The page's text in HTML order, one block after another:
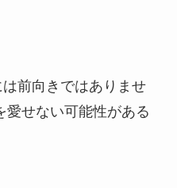
前向きではありませ
愛せない可能性がある